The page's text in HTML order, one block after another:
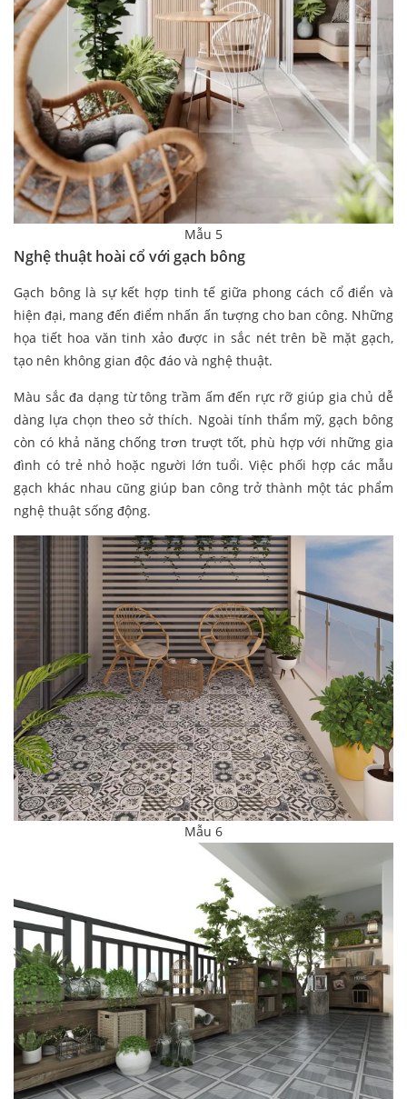
Mẫu 5
Nghệ thuật hoài cổ với gạch bông
Gạch bông là sự kết hợp tinh tế giữa phong cách cổ điển và
hiện đại, mang đến điểm nhấn ấn tượng cho ban công. Những
họa tiết hoa văn tinh xảo được in sắc nét trên bề mặt gạch,
tạo nên không gian độc đáo và nghệ thuật.
Màu sắc đa dạng từ tông trầm ấm đến rực rỡ giúp gia chủ dễ
dàng lựa chọn theo sở thích. Ngoài tính thẩm mỹ, gạch bông
còn có khả năng chống trơn trượt tốt, phù hợp với những gia
đình có trẻ nhỏ hoặc người lớn tuổi. Việc phối hợp các mẫu
gạch khác nhau cũng giúp ban công trở thành một tác phẩm
nghệ thuật sống động.
Mẫu 6